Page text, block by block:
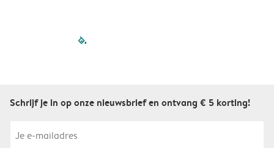
filled-pagination
Schrijf je in op onze nieuwsbrief en ontvang € 5 korting!